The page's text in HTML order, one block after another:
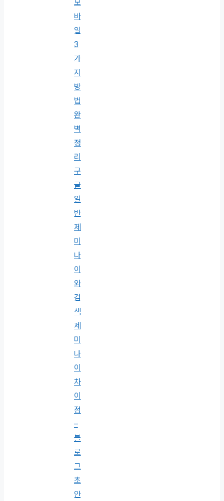
모
바
일
3
가
지
방
법
완
벽
정
리
구
글
일
반
제
미
나
이
와
검
색
제
미
나
이
차
이
점
–
블
로
그
초
안